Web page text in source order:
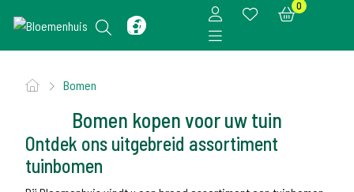
0
Bomen
Bomen kopen voor uw tuin
Ontdek ons uitgebreid assortiment
tuinbomen